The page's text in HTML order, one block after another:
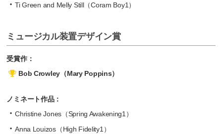
Ti Green and Melly Still（Coram Boy1）
ミュージカル装置デザイン賞
受賞作：
Bob Crowley（Mary Poppins）
ノミネート作品：
Christine Jones（Spring Awakening1）
Anna Louizos（High Fidelity1）